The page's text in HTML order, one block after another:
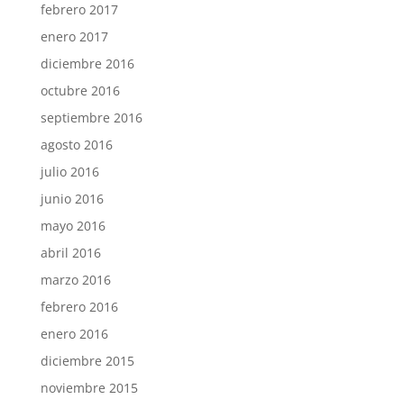
febrero 2017
enero 2017
diciembre 2016
octubre 2016
septiembre 2016
agosto 2016
julio 2016
junio 2016
mayo 2016
abril 2016
marzo 2016
febrero 2016
enero 2016
diciembre 2015
noviembre 2015